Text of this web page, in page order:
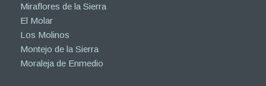
Miraflores de la Sierra
El Molar
Los Molinos
Montejo de la Sierra
Moraleja de Enmedio